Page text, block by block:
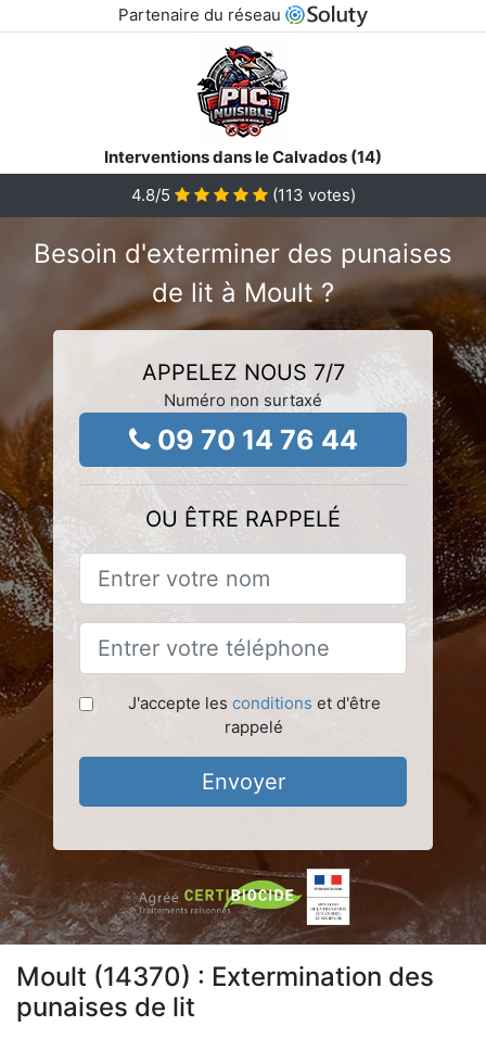
Partenaire du réseau
Interventions dans le Calvados (14)
4.8/5 (113 votes)
Besoin d'exterminer des punaises
de lit à Moult ?
APPELEZ NOUS 7/7
Numéro non surtaxé
09 70 14 76 44
OU ÊTRE RAPPELÉ
J'accepte les conditions et d'être
rappelé
Envoyer
Moult (14370) : Extermination des
punaises de lit